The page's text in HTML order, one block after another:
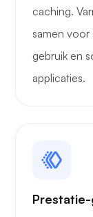
caching.
samen voor
gebruik en
applicaties.